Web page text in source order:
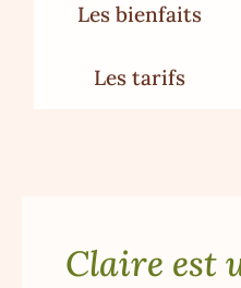
Les bienfaits
Les tarifs
Claire est